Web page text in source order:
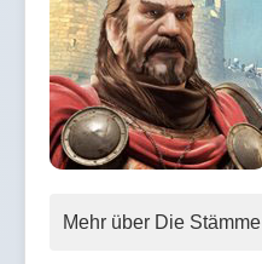
Mehr über Die Stämme